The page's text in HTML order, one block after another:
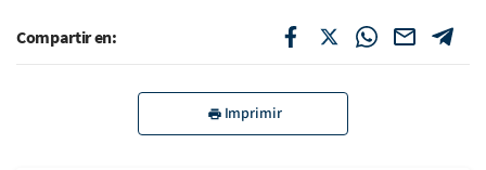
Compartir en:
Imprimir